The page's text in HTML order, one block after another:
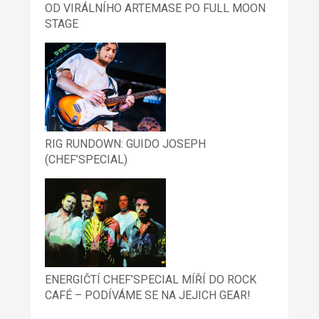
OD VIRÁLNÍHO ARTEMASE PO FULL MOON
STAGE
RIG RUNDOWN: GUIDO JOSEPH
(CHEF’SPECIAL)
ENERGIČTÍ CHEF’SPECIAL MÍŘÍ DO ROCK
CAFÉ – PODÍVÁME SE NA JEJICH GEAR!